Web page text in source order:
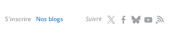
Suivre RSS
S'inscrire Nos blogs